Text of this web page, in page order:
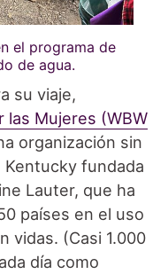
el programa de
de agua.
su viaje,
las Mujeres (WBW
organización sin
fundada
Lauter, que ha
países en el uso
vidas. (Casi 1.000
día como